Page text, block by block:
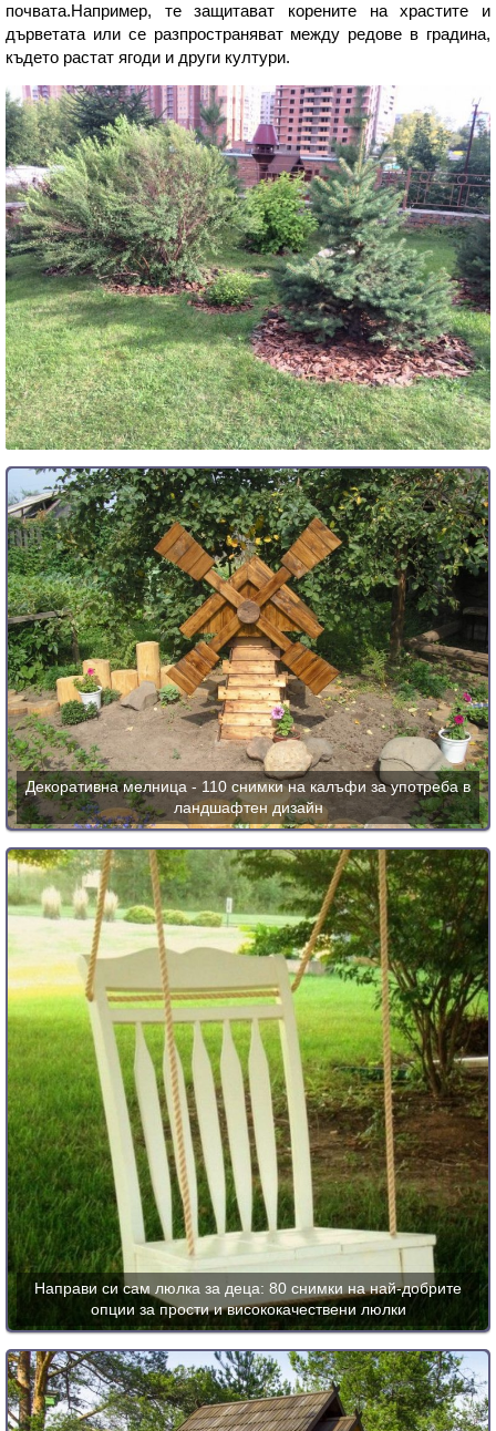
почвата.Например, те защитават корените на храстите и
дърветата или се разпространяват между редове в градина,
където растат ягоди и други култури.
Декоративна мелница - 110 снимки на калъфи за употреба в
ландшафтен дизайн
Направи си сам люлка за деца: 80 снимки на най-добрите
опции за прости и висококачествени люлки